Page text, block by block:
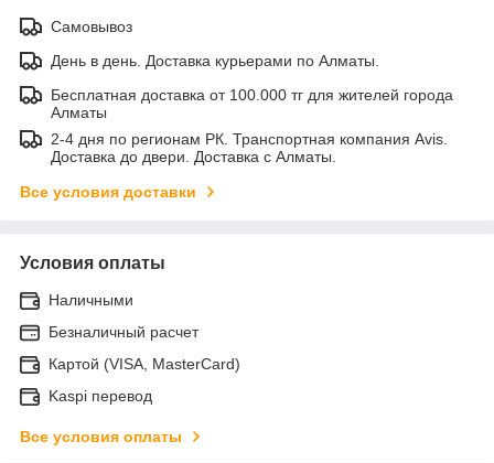
Самовывоз
День в день. Доставка курьерами по Алматы.
Бесплатная доставка от 100.000 тг для жителей города
Алматы
2-4 дня по регионам РК. Транспортная компания Avis.
Доставка до двери. Доставка с Алматы.
Все условия доставки
Условия оплаты
Наличными
Безналичный расчет
Картой (VISA, MasterCard)
Kaspi перевод
Все условия оплаты